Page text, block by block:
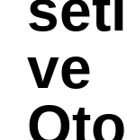
ve